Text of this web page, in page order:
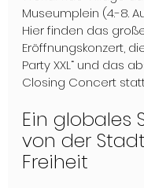
Museumplein (4.-8.
Hier finden das
Eröffnungskonzert,
Party XXL“ und das
Closing Concert
Ein globales
von der
Freiheit